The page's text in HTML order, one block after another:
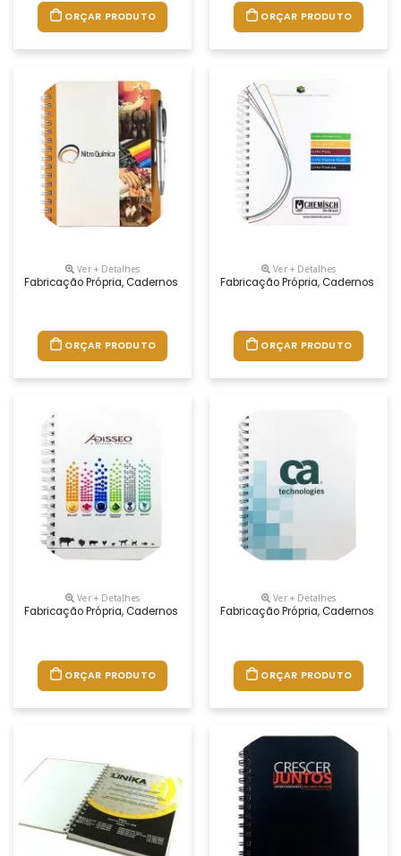
ORÇAR PRODUTO ORÇAR PRODUTO
Ver + Detalhes
Fabricação Própria, Cadernos Personalizados Do Seu Jeito.tamanhos
ORÇAR PRODUTO
Ver + Detalhes
Fabricação Própria, Cadernos
ORÇAR PRODUTO
Ver + Detalhes
Fabricação Própria, Cadernos Personalizados Do Seu Jeito.tamanhos
ORÇAR PRODUTO
Ver + Detalhes
Fabricação Própria, Cadernos
ORÇAR PRODUTO